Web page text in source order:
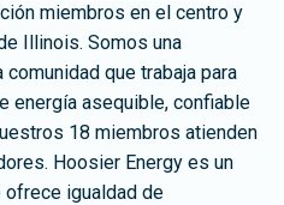
miembros en el centro y
Illinois. Somos una
que trabaja para
energía asequible, confiable
18 miembros atienden
Hoosier Energy es un
igualdad de